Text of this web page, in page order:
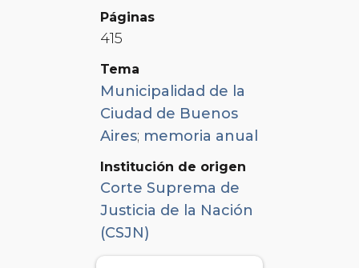
Páginas
415
Tema
Municipalidad de la
Ciudad de Buenos
Aires; memoria anual
Institución de origen
Corte Suprema de
Justicia de la Nación
(CSJN)